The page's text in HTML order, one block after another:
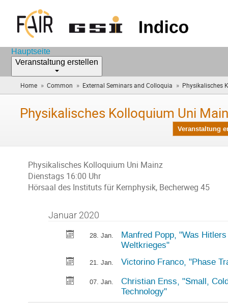
Hauptseite
Veranstaltung erstellen
Home » Common » External Seminars and Colloquia » Physikalisches
Physikalisches Kolloquium Uni
Veranstaltung
Physikalisches Kolloquium Uni Mainz
Dienstags 16:00 Uhr
Hörsaal des Instituts für Kernphysik, Becherweg 45
Januar 2020
28. Jan.
Manfred Popp, "Was
Weltkrieges"
21. Jan. Victorino Franco, "Phase
07. Jan.
Christian Enss, "Small,
Technology"